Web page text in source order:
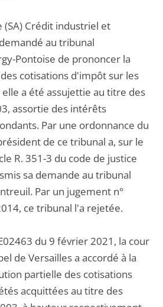
(SA) Crédit industriel et
au tribunal
Pontoise de prononcer la
cotisations d'impôt sur les
a été assujettie au titre des
assortie des intérêts
Par une ordonnance du
de ce tribunal a, sur le
R. 351-3 du code de justice
sa demande au tribunal
Par un jugement n°
ce tribunal l'a rejetée.
du 9 février 2021, la cour
de Versailles a accordé à la
partielle des cotisations
acquittées au titre des